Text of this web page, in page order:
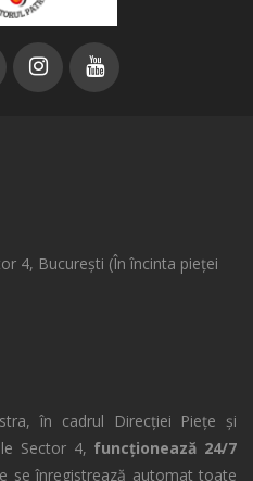
4, București (În încinta pieței
în cadrul Direcției Piețe și
Sector 4, funcționează 24/7
se înregistrează automat toate